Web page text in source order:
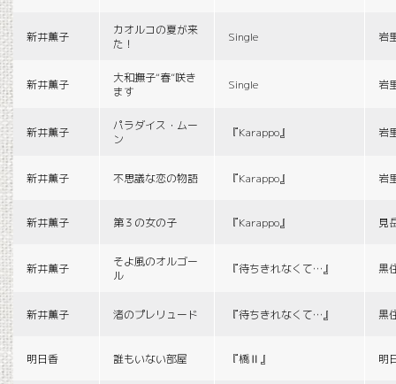
新井薫子
カオルコの夏が来
た！
Single 岩
新井薫子
大和撫子“春”咲き
ます
Single 岩
新井薫子
パラダイス・ムー
ン
『Karappo』 岩
新井薫子 不思議な恋の物語 『Karappo』 岩
新井薫子 第３の女の子 『Karappo』 見
新井薫子
そよ風のオルゴー
ル
『待ちきれなくて…』 黒
新井薫子 渚のプレリュード 『待ちきれなくて…』 黒
明日香 誰もいない部屋 『橋Ⅱ』 明